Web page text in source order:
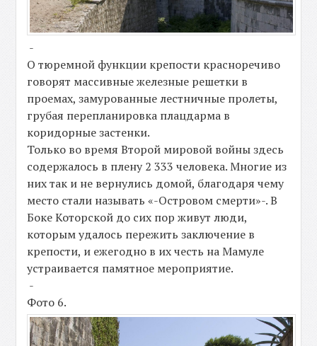
-
О тюремной функции крепости красноречиво
говорят массивные железные решетки в
проемах, замурованные лестничные пролеты,
грубая перепланировка плацдарма в
коридорные застенки.
Только во время Второй мировой войны здесь
содержалось в плену 2 333 человека. Многие из
них так и не вернулись домой, благодаря чему
место стали называть «-Островом смерти»-. В
Боке Которской до сих пор живут люди,
которым удалось пережить заключение в
крепости, и ежегодно в их честь на Мамуле
устраивается памятное мероприятие.
-
Фото 6.